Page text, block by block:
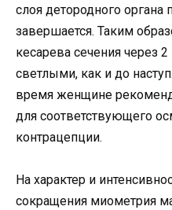
слоя детородного органа
завершается. Таким
кесарева сечения через
светлыми, как и до
время женщине
для соответствующего
контрацепции.
На характер и
сокращения миометрия